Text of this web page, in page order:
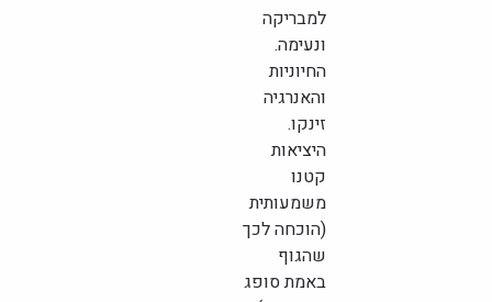
למבריקה
ונעימה.
החיוניות
והאנרגיה
זינקו.
היציאות
קטנו
משמעותית
(הוכחה לכך
שהגוף
באמת סופג